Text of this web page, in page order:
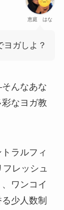
恵庭 はな
ヨガしよ？
んなあな
なヨガ教
ラルフィ
レッシュ
ワンコイ
少人数制